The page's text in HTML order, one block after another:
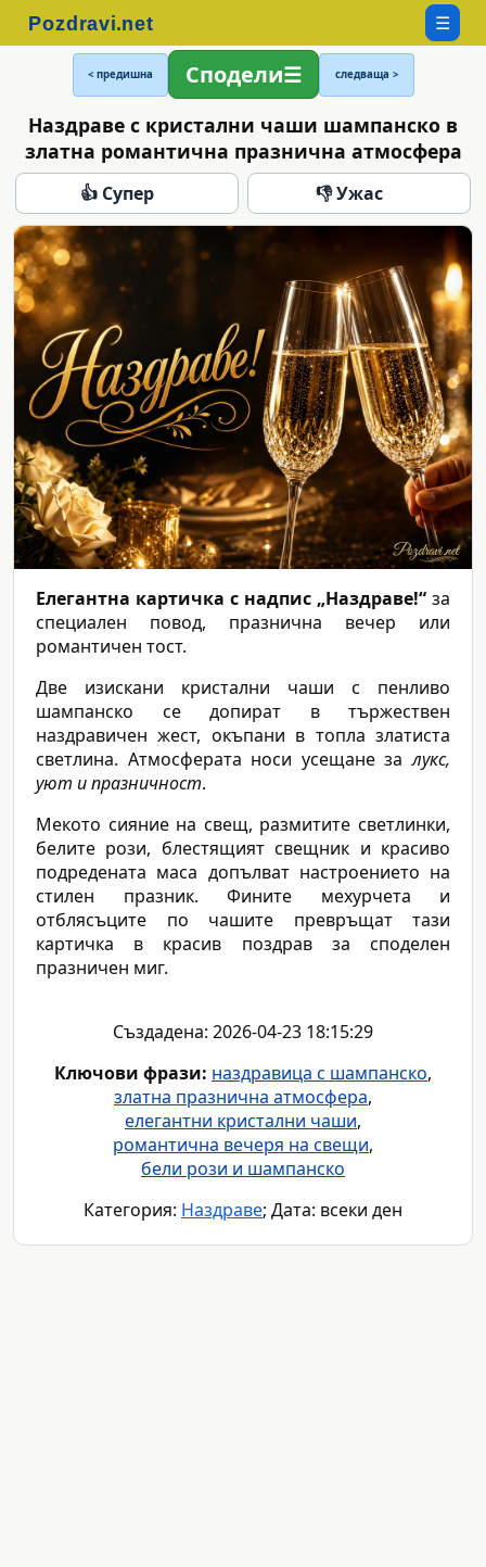
☰
< предишна Сподели следваща >
Наздраве с кристални чаши шампанско в
златна романтична празнична атмосфера
👍 Супер 👎 Ужас
Елегантна картичка с надпис „Наздраве!“ за
специален повод, празнична вечер или
романтичен тост.
Две изискани кристални чаши с пенливо
шампанско се допират в тържествен
наздравичен жест, окъпани в топла златиста
светлина. Атмосферата носи усещане залукс,
уют и празничност.
Мекото сияние на свещ, размитите светлинки,
белите рози, блестящият свещник и красиво
подредената маса допълват настроението на
стилен празник. Фините мехурчета и
отблясъците по чашите превръщат тази
картичка в красив поздрав за споделен
празничен миг.
Създадена: 2026-04-23 18:15:29
Ключови фрази: наздравица с шампанско,
златна празнична атмосфера,
елегантни кристални чаши,
романтична вечеря на свещи,
бели рози и шампанско
Категория: Наздраве; Дата: всеки ден